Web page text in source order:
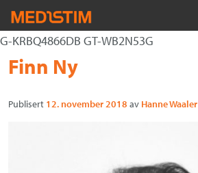
G-KRBQ4866DB GT-WB2N53G
Hjerte-Kar
Nevrokirurgi
Uro/Gyn
Gå
innholdet
Forstørre
Finn Ny
Publisert 12. november 2018 av Hanne Waaler